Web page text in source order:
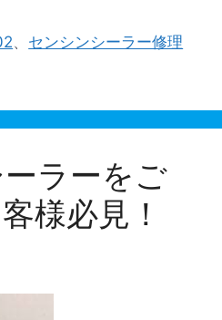
、 センシンシーラー修理
ラーをご
様必見！